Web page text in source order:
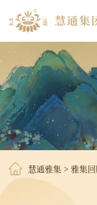
慧通雅集 > 雅集